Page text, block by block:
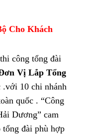
Cho Khách
công tổng đài
Vị Lắp Tổng
.với 10 chi nhánh
quốc . “Công
Dương” cam
đài phù hợp